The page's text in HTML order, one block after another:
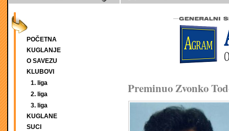
POČETNA
KUGLANJE
O SAVEZU
KLUBOVI
1. liga
2. liga
3. liga
KUGLANE
SUCI
Preminuo Zvonko